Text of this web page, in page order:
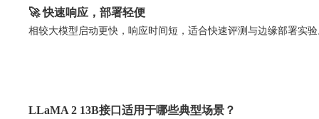
🚀 快速响应，部署轻便
相较大模型启动更快，响应时间短，适合快速评测与边缘部署实
LLaMA 2 13B接口适用于哪些典型场景？